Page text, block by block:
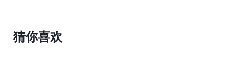
猜你喜欢